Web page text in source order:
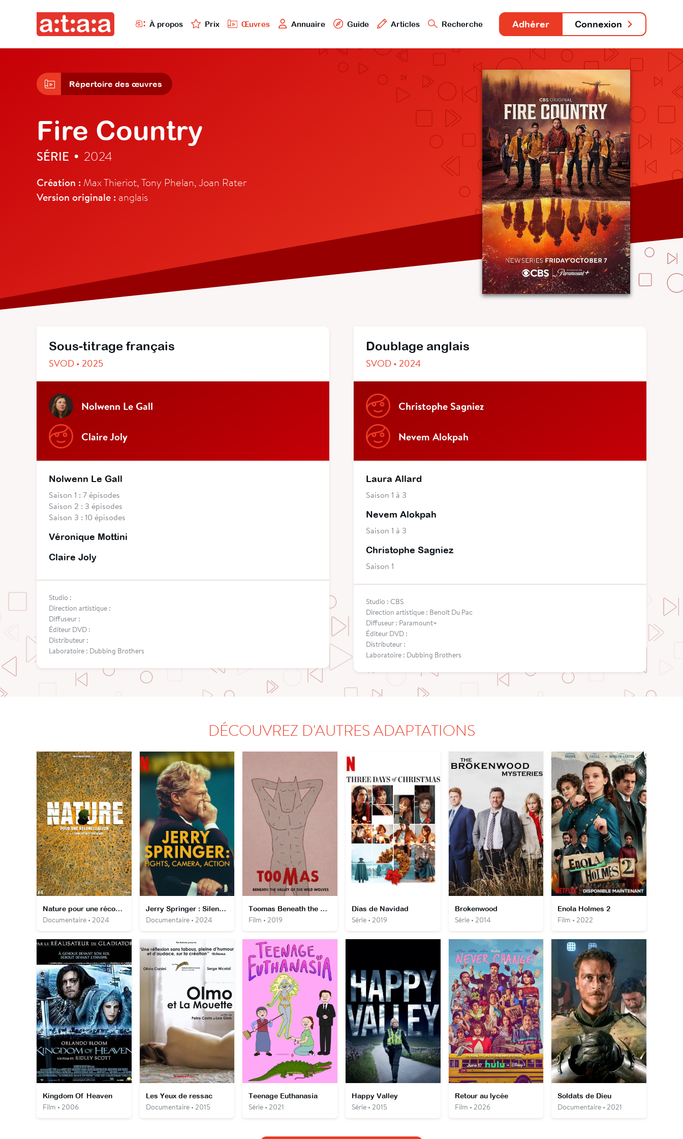
À propos Prix Œuvres Annuaire Guide Articles Recherche Adhérer Connexion
Répertoire des œuvres
Fire Country
SÉRIE • 2024
Création : Max Thieriot, Tony Phelan, Joan Rater
Version originale : anglais
Sous-titrage français
SVOD • 2025
Nolwenn Le Gall
Claire Joly
Nolwenn Le Gall
Saison 1 : 7 épisodes
Saison 2 : 3 épisodes
Saison 3 : 10 épisodes
Véronique Mottini
Claire Joly
Studio :
Direction artistique :
Diffuseur :
Éditeur DVD :
Distributeur :
Laboratoire : Dubbing Brothers
Doublage anglais
SVOD • 2024
Christophe Sagniez
Nevem Alokpah
Laura Allard
Saison 1 à 3
Nevem Alokpah
Saison 1 à 3
Christophe Sagniez
Saison 1
Studio : CBS
Direction artistique : Benoît Du Pac
Diffuseur : Paramount+
Éditeur DVD :
Distributeur :
Laboratoire : Dubbing Brothers
DÉCOUVREZ D'AUTRES ADAPTATIONS
Nature pour une réconciliation
Documentaire • 2024
Jerry Springer : Silence, moteur, altercations
Documentaire • 2024
Toomas Beneath the Valley of the Wild Wolves
Film • 2019
Días de Navidad
Série • 2019
Brokenwood
Série • 2014
Enola Holmes 2
Film • 2022
Kingdom Of Heaven
Film • 2006
Les Yeux de ressac
Documentaire • 2015
Teenage Euthanasia
Série • 2021
Happy Valley
Série • 2015
Retour au lycée
Film • 2026
Soldats de Dieu
Documentaire • 2021